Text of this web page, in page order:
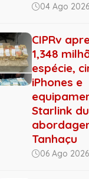
04 Ago
CIPRv
1,348
espécie,
iPhones e
Starlink
Tanhaçu
06 Ago